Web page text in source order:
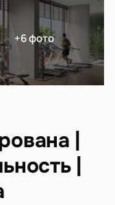
+6 фото
|
|